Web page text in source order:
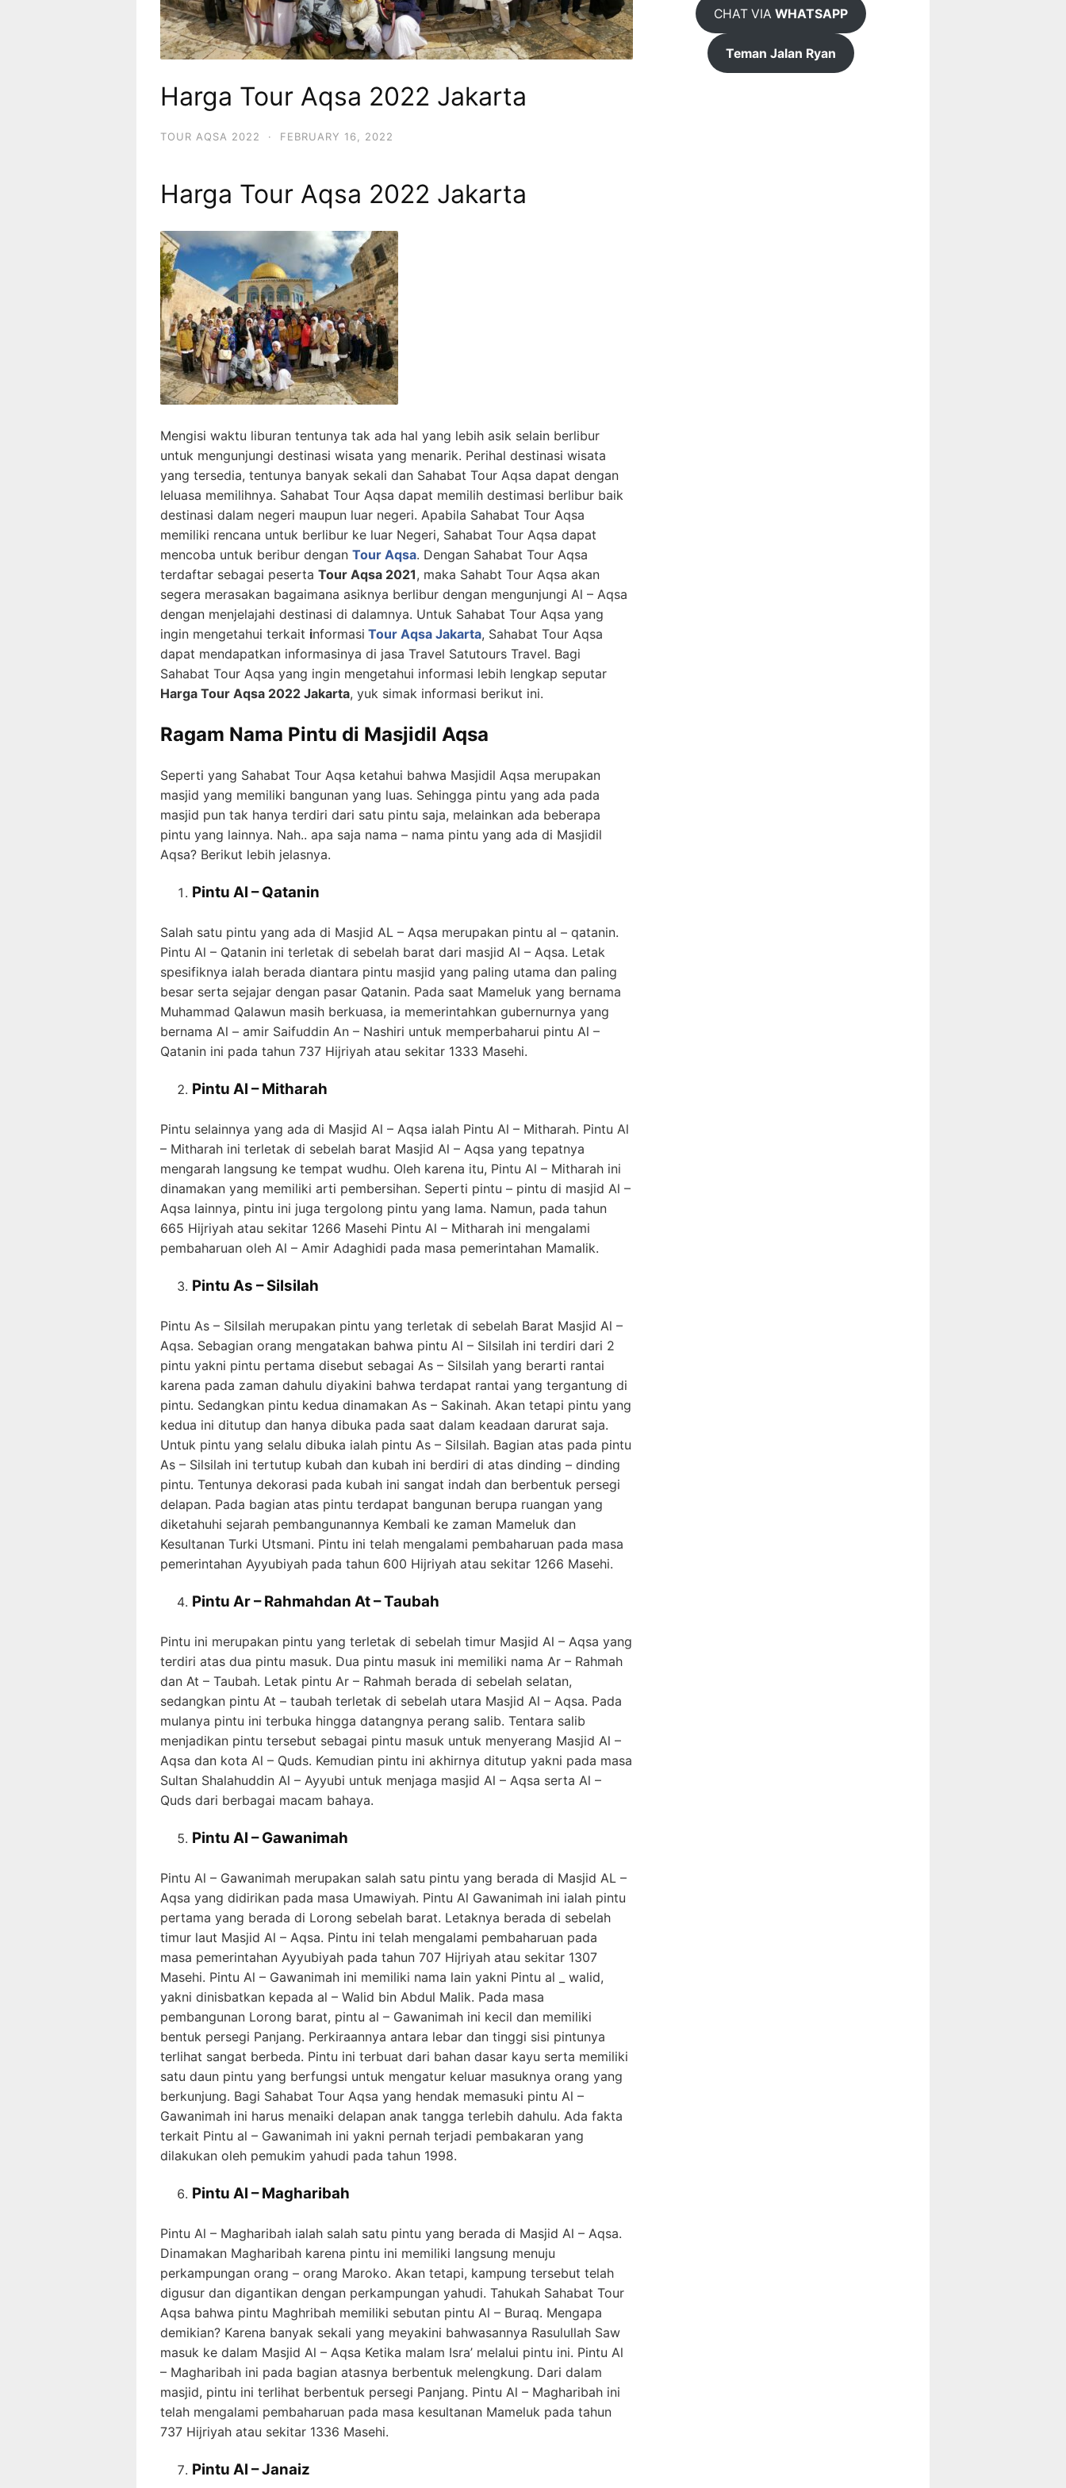
Harga Tour Aqsa 2022 Jakarta
TOUR AQSA 2022 · FEBRUARY 16, 2022
Harga Tour Aqsa 2022 Jakarta
Mengisi waktu liburan tentunya tak ada hal yang lebih asik selain berlibur
untuk mengunjungi destinasi wisata yang menarik. Perihal destinasi wisata
yang tersedia, tentunya banyak sekali dan Sahabat Tour Aqsa dapat dengan
leluasa memilihnya. Sahabat Tour Aqsa dapat memilih destimasi berlibur baik
destinasi dalam negeri maupun luar negeri. Apabila Sahabat Tour Aqsa
memiliki rencana untuk berlibur ke luar Negeri, Sahabat Tour Aqsa dapat
mencoba untuk beribur dengan Tour Aqsa. Dengan Sahabat Tour Aqsa
terdaftar sebagai peserta Tour Aqsa 2021, maka Sahabt Tour Aqsa akan
segera merasakan bagaimana asiknya berlibur dengan mengunjungi Al – Aqsa
dengan menjelajahi destinasi di dalamnya. Untuk Sahabat Tour Aqsa yang
ingin mengetahui terkait informasi Tour Aqsa Jakarta, Sahabat Tour Aqsa
dapat mendapatkan informasinya di jasa Travel Satutours Travel. Bagi
Sahabat Tour Aqsa yang ingin mengetahui informasi lebih lengkap seputar
Harga Tour Aqsa 2022 Jakarta, yuk simak informasi berikut ini.
Ragam Nama Pintu di Masjidil Aqsa
Seperti yang Sahabat Tour Aqsa ketahui bahwa Masjidil Aqsa merupakan
masjid yang memiliki bangunan yang luas. Sehingga pintu yang ada pada
masjid pun tak hanya terdiri dari satu pintu saja, melainkan ada beberapa
pintu yang lainnya. Nah.. apa saja nama – nama pintu yang ada di Masjidil
Aqsa? Berikut lebih jelasnya.
Pintu Al – Qatanin
Salah satu pintu yang ada di Masjid AL – Aqsa merupakan pintu al – qatanin.
Pintu Al – Qatanin ini terletak di sebelah barat dari masjid Al – Aqsa. Letak
spesifiknya ialah berada diantara pintu masjid yang paling utama dan paling
besar serta sejajar dengan pasar Qatanin. Pada saat Mameluk yang bernama
Muhammad Qalawun masih berkuasa, ia memerintahkan gubernurnya yang
bernama Al – amir Saifuddin An – Nashiri untuk memperbaharui pintu Al –
Qatanin ini pada tahun 737 Hijriyah atau sekitar 1333 Masehi.
Pintu Al – Mitharah
Pintu selainnya yang ada di Masjid Al – Aqsa ialah Pintu Al – Mitharah. Pintu Al
– Mitharah ini terletak di sebelah barat Masjid Al – Aqsa yang tepatnya
mengarah langsung ke tempat wudhu. Oleh karena itu, Pintu Al – Mitharah ini
dinamakan yang memiliki arti pembersihan. Seperti pintu – pintu di masjid Al –
Aqsa lainnya, pintu ini juga tergolong pintu yang lama. Namun, pada tahun
665 Hijriyah atau sekitar 1266 Masehi Pintu Al – Mitharah ini mengalami
pembaharuan oleh Al – Amir Adaghidi pada masa pemerintahan Mamalik.
Pintu As – Silsilah
Pintu As – Silsilah merupakan pintu yang terletak di sebelah Barat Masjid Al –
Aqsa. Sebagian orang mengatakan bahwa pintu Al – Silsilah ini terdiri dari 2
pintu yakni pintu pertama disebut sebagai As – Silsilah yang berarti rantai
karena pada zaman dahulu diyakini bahwa terdapat rantai yang tergantung di
pintu. Sedangkan pintu kedua dinamakan As – Sakinah. Akan tetapi pintu yang
kedua ini ditutup dan hanya dibuka pada saat dalam keadaan darurat saja.
Untuk pintu yang selalu dibuka ialah pintu As – Silsilah. Bagian atas pada pintu
As – Silsilah ini tertutup kubah dan kubah ini berdiri di atas dinding – dinding
pintu. Tentunya dekorasi pada kubah ini sangat indah dan berbentuk persegi
delapan. Pada bagian atas pintu terdapat bangunan berupa ruangan yang
diketahuhi sejarah pembangunannya Kembali ke zaman Mameluk dan
Kesultanan Turki Utsmani. Pintu ini telah mengalami pembaharuan pada masa
pemerintahan Ayyubiyah pada tahun 600 Hijriyah atau sekitar 1266 Masehi.
Pintu Ar – Rahmahdan At – Taubah
Pintu ini merupakan pintu yang terletak di sebelah timur Masjid Al – Aqsa yang
terdiri atas dua pintu masuk. Dua pintu masuk ini memiliki nama Ar – Rahmah
dan At – Taubah. Letak pintu Ar – Rahmah berada di sebelah selatan,
sedangkan pintu At – taubah terletak di sebelah utara Masjid Al – Aqsa. Pada
mulanya pintu ini terbuka hingga datangnya perang salib. Tentara salib
menjadikan pintu tersebut sebagai pintu masuk untuk menyerang Masjid Al –
Aqsa dan kota Al – Quds. Kemudian pintu ini akhirnya ditutup yakni pada masa
Sultan Shalahuddin Al – Ayyubi untuk menjaga masjid Al – Aqsa serta Al –
Quds dari berbagai macam bahaya.
Pintu Al – Gawanimah
Pintu Al – Gawanimah merupakan salah satu pintu yang berada di Masjid AL –
Aqsa yang didirikan pada masa Umawiyah. Pintu Al Gawanimah ini ialah pintu
pertama yang berada di Lorong sebelah barat. Letaknya berada di sebelah
timur laut Masjid Al – Aqsa. Pintu ini telah mengalami pembaharuan pada
masa pemerintahan Ayyubiyah pada tahun 707 Hijriyah atau sekitar 1307
Masehi. Pintu Al – Gawanimah ini memiliki nama lain yakni Pintu al _ walid,
yakni dinisbatkan kepada al – Walid bin Abdul Malik. Pada masa
pembangunan Lorong barat, pintu al – Gawanimah ini kecil dan memiliki
bentuk persegi Panjang. Perkiraannya antara lebar dan tinggi sisi pintunya
terlihat sangat berbeda. Pintu ini terbuat dari bahan dasar kayu serta memiliki
satu daun pintu yang berfungsi untuk mengatur keluar masuknya orang yang
berkunjung. Bagi Sahabat Tour Aqsa yang hendak memasuki pintu Al –
Gawanimah ini harus menaiki delapan anak tangga terlebih dahulu. Ada fakta
terkait Pintu al – Gawanimah ini yakni pernah terjadi pembakaran yang
dilakukan oleh pemukim yahudi pada tahun 1998.
Pintu Al – Magharibah
Pintu Al – Magharibah ialah salah satu pintu yang berada di Masjid Al – Aqsa.
Dinamakan Magharibah karena pintu ini memiliki langsung menuju
perkampungan orang – orang Maroko. Akan tetapi, kampung tersebut telah
digusur dan digantikan dengan perkampungan yahudi. Tahukah Sahabat Tour
Aqsa bahwa pintu Maghribah memiliki sebutan pintu Al – Buraq. Mengapa
demikian? Karena banyak sekali yang meyakini bahwasannya Rasulullah Saw
masuk ke dalam Masjid Al – Aqsa Ketika malam Isra’ melalui pintu ini. Pintu Al
– Magharibah ini pada bagian atasnya berbentuk melengkung. Dari dalam
masjid, pintu ini terlihat berbentuk persegi Panjang. Pintu Al – Magharibah ini
telah mengalami pembaharuan pada masa kesultanan Mameluk pada tahun
737 Hijriyah atau sekitar 1336 Masehi.
Pintu Al – Janaiz
CHAT VIAWHATSAPP
Teman Jalan Ryan